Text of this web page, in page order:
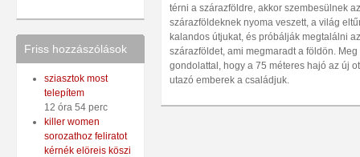
Friss hozzászólások
sziasztok most
telepítem
12 óra 54 perc
killer women
sorozathoz feliratot
kérnék elöreis köszi
térni a szárazföldre, akkor szembesülnek
szárazföldeknek nyoma veszett, a világ
kalandos útjukat, és próbálják megtalálni
szárazföldet, ami megmaradt a földön.
gondolattal, hogy a 75 méteres hajó az új
utazó emberek a családjuk.